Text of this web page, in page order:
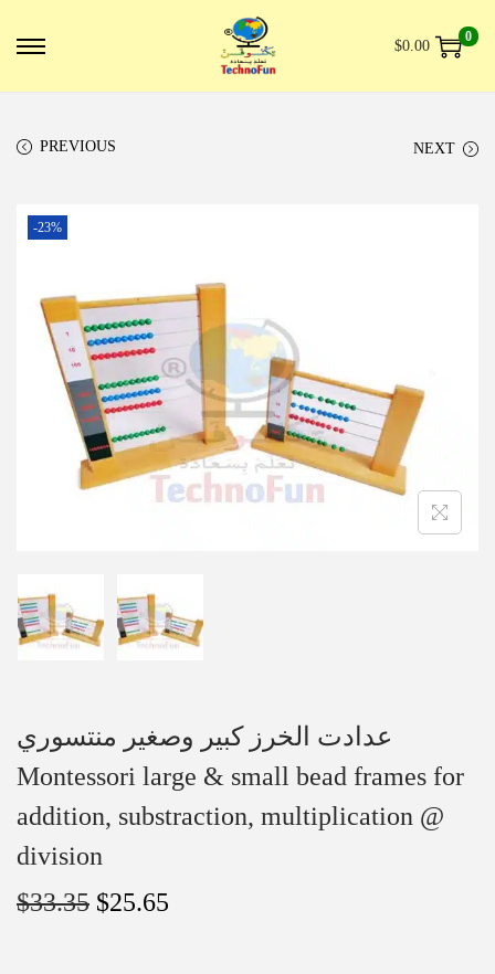
$0.00
0
PREVIOUS NEXT
-23%
عدادت الخرز كبير وصغير منتسوري
Montessori large & small bead frames for
addition, substraction, multiplication @
division
$33.35 $25.65